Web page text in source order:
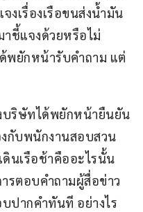
งเรื่องเรือขนส่งน้ำมัน
ชี้แจงด้วยหรือไม่
พยักหน้ารับคำถาม แต่
ริษัทได้พยักหน้ายืนยัน
งกับพนักงานสอบสวน
ดินเรือช้าคืออะไรนั้น
รตอบคำถามผู้สื่อข่าว
ปากคำทันที อย่างไร